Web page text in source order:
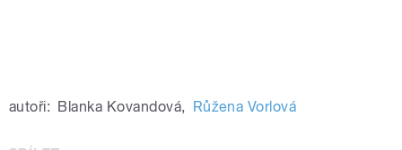
autoři: Blanka Kovandová, Růžena Vorlová